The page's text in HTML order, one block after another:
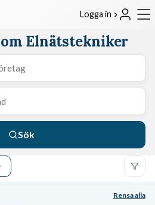
Logga in
Elnätstekniker
Sök
Rensa alla